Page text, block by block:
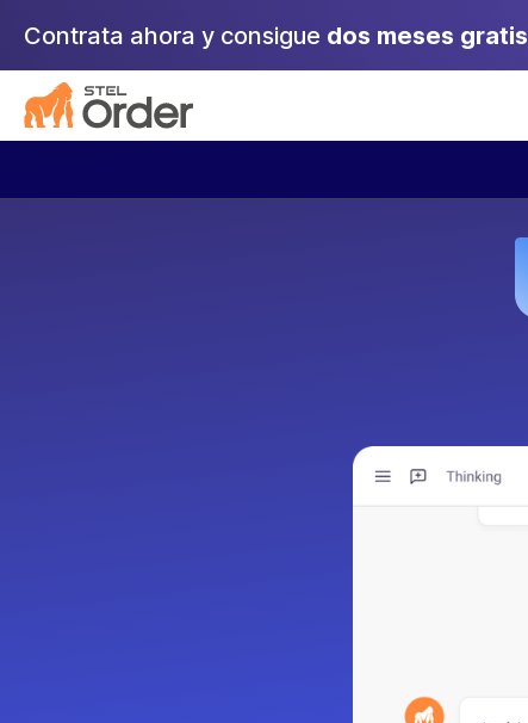
contenido
Contrata ahora y consigue dos meses gratis